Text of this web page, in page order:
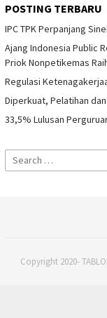
POSTING TERBARU
IPC TPK Perpanjang
Ajang Indonesia Public
Priok Nonpetikemas
Regulasi
Diperkuat, Pelatihan
33,5% Lulusan
Search
for:
Copyright 2020-